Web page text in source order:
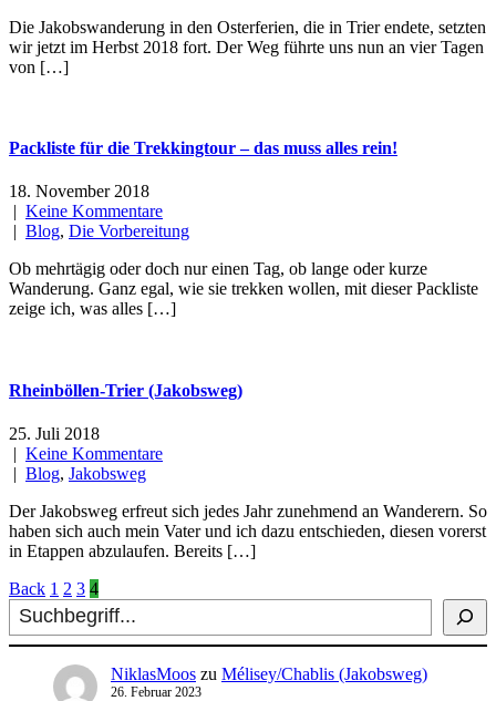
Die Jakobswanderung in den Osterferien, die in Trier endete, setzten
wir jetzt im Herbst 2018 fort. Der Weg führte uns nun an vier Tagen
von […]
Packliste für die Trekkingtour – das muss alles rein!
18. November 2018
| Keine Kommentare
| Blog, Die Vorbereitung
Ob mehrtägig oder doch nur einen Tag, ob lange oder kurze
Wanderung. Ganz egal, wie sie trekken wollen, mit dieser Packliste
zeige ich, was alles […]
Rheinböllen-Trier (Jakobsweg)
25. Juli 2018
| Keine Kommentare
| Blog, Jakobsweg
Der Jakobsweg erfreut sich jedes Jahr zunehmend an Wanderern. So
haben sich auch mein Vater und ich dazu entschieden, diesen vorerst
in Etappen abzulaufen. Bereits […]
Posts
navigation
Back 1 2 3 4
Suchen
NiklasMoos zu Mélisey/Chablis (Jakobsweg)
26. Februar 2023